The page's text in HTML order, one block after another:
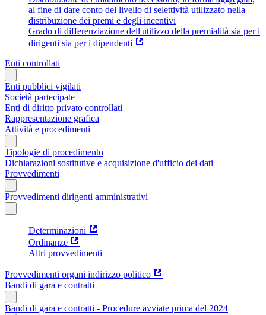
al fine di dare conto del livello di selettività utilizzato nella
distribuzione dei premi e degli incentivi
Grado di differenziazione dell'utilizzo della premialità sia per i
dirigenti sia per i dipendenti
Enti controllati
Enti pubblici vigilati
Società partecipate
Enti di diritto privato controllati
Rappresentazione grafica
Attività e procedimenti
Tipologie di procedimento
Dichiarazioni sostitutive e acquisizione d'ufficio dei dati
Provvedimenti
Provvedimenti dirigenti amministrativi
Determinazioni
Ordinanze
Altri provvedimenti
Provvedimenti organi indirizzo politico
Bandi di gara e contratti
Bandi di gara e contratti - Procedure avviate prima del 2024